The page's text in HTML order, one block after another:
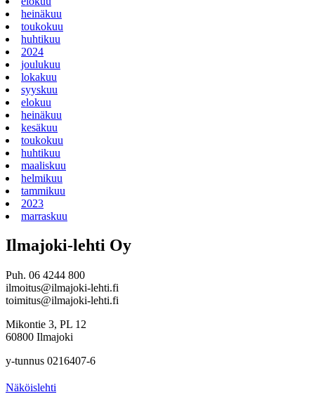
heinäkuu
toukokuu
huhtikuu
2024
joulukuu
lokakuu
syyskuu
elokuu
heinäkuu
kesäkuu
toukokuu
huhtikuu
maaliskuu
helmikuu
tammikuu
2023
marraskuu
Ilmajoki-lehti Oy
Puh. 06 4244 800
ilmoitus@ilmajoki-lehti.fi
toimitus@ilmajoki-lehti.fi
Mikontie 3, PL 12
60800 Ilmajoki
y-tunnus 0216407-6
Näköislehti